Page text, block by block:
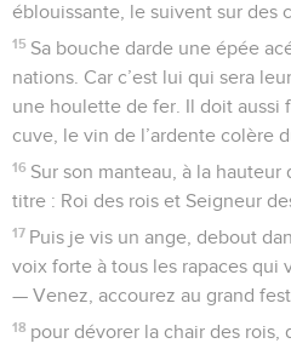
éblouissante, le suivent sur des
15 Sa bouche darde une épée
nations. Car c’est lui qui sera
une houlette de fer. Il doit aussi
cuve, le vin de l’ardente colère
16 Sur son manteau, à la hauteur
titre : Roi des rois et Seigneur
17 Puis je vis un ange, debout
voix forte à tous les rapaces qui
— Venez, accourez au grand
18 pour dévorer la chair des rois,